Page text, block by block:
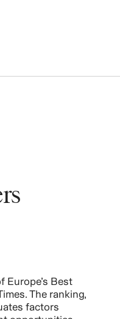
Europe’s Best
The ranking,
factors